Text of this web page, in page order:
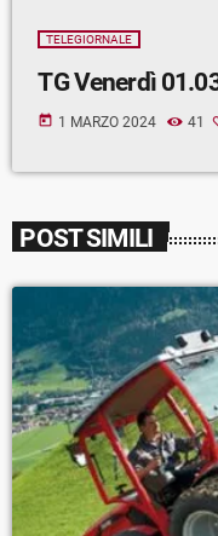
TELEGIORNALE
TG Venerdì
today 1 MARZO 2024 41
POST SIMILI